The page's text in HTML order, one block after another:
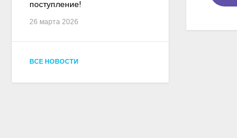
поступление!
26 марта 2026
ВСЕ НОВОСТИ